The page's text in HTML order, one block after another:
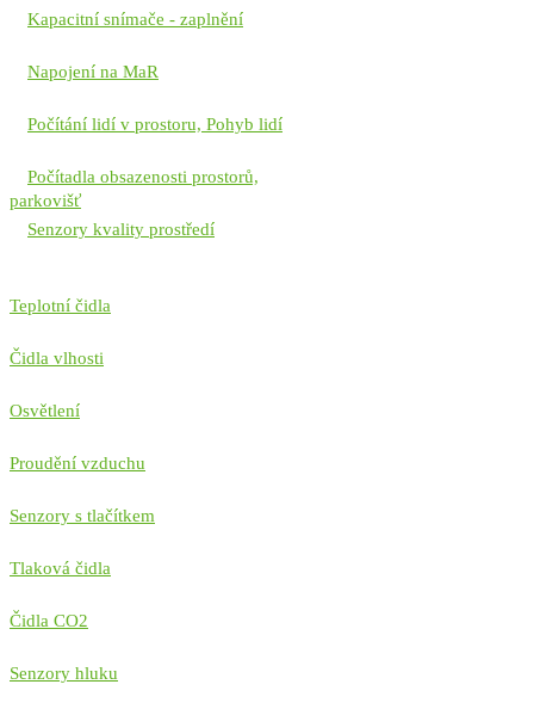
Kapacitní snímače - zaplnění
Napojení na MaR
Počítání lidí v prostoru, Pohyb lidí
Počítadla obsazenosti prostorů,
parkovišť
Senzory kvality prostředí
Teplotní čidla
Čidla vlhosti
Osvětlení
Proudění vzduchu
Senzory s tlačítkem
Tlaková čidla
Čidla CO2
Senzory hluku